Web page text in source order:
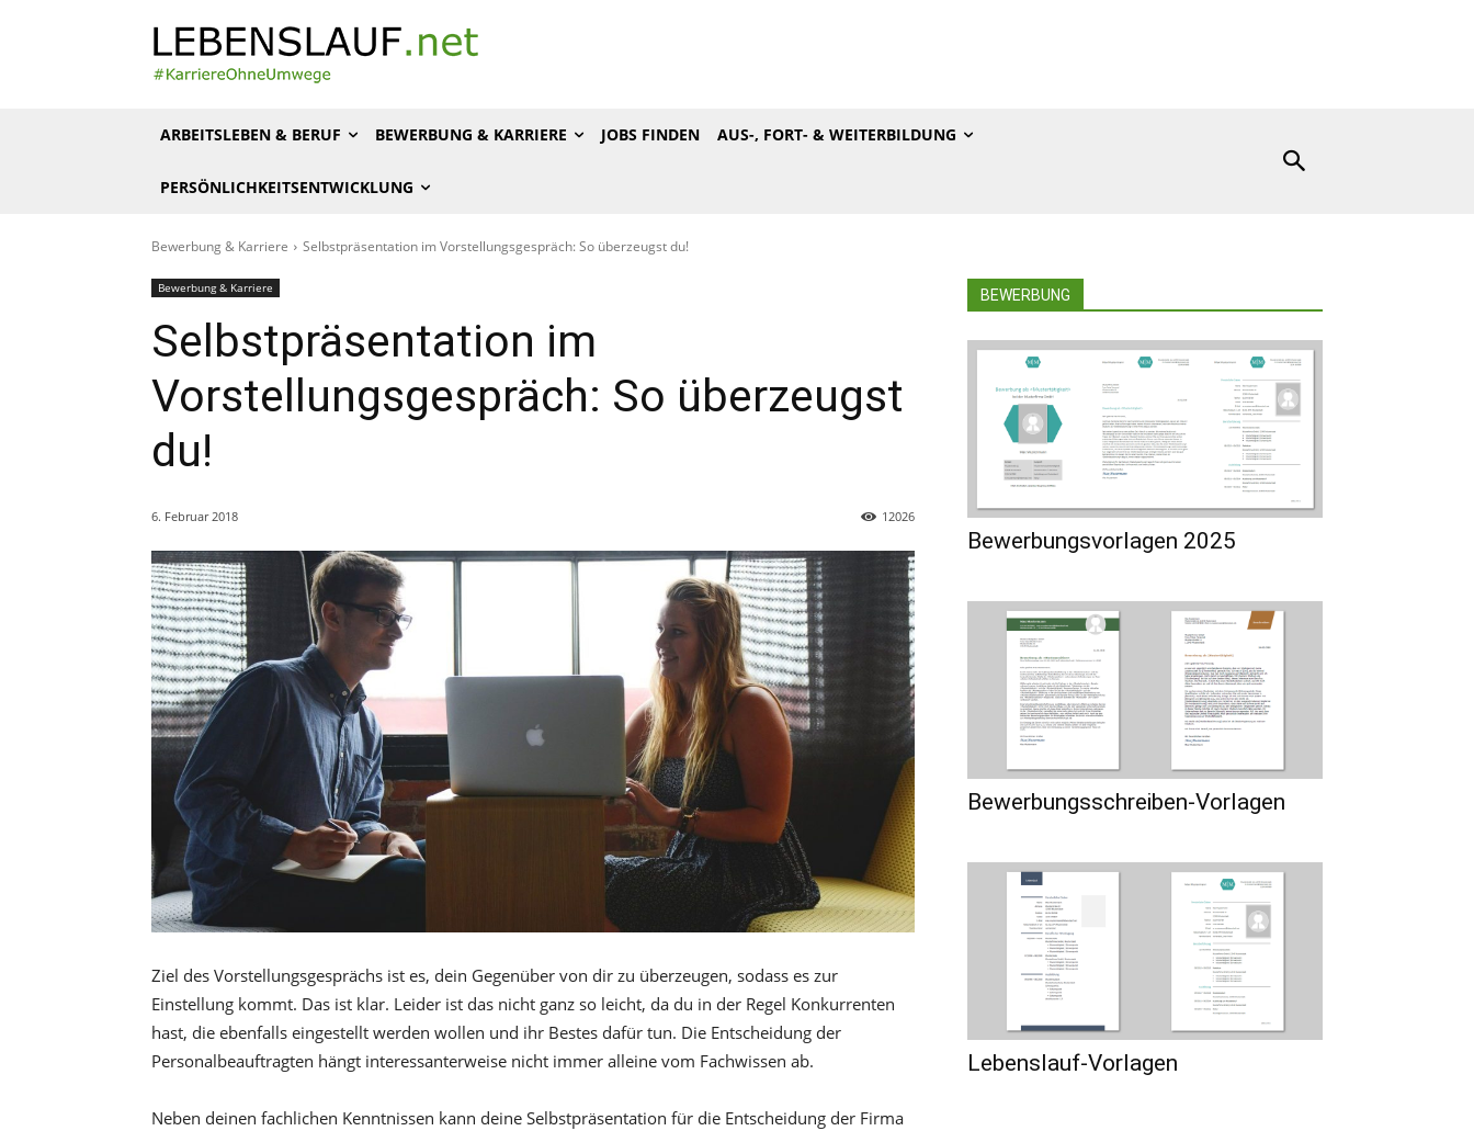
ARBEITSLEBEN & BERUF BEWERBUNG & KARRIERE JOBS FINDEN AUS-, FORT- & WEITERBILDUNG
PERSÖNLICHKEITSENTWICKLUNG
Bewerbung & Karriere Selbstpräsentation im Vorstellungsgespräch: So überzeugst du!
Bewerbung & Karriere
Selbstpräsentation im
Vorstellungsgespräch: So überzeugst
du!
6. Februar 2018 12026
Ziel des Vorstellungsgesprächs ist es, dein Gegenüber von dir zu überzeugen, sodass es zur
Einstellung kommt. Das ist klar. Leider ist das nicht ganz so leicht, da du in der Regel Konkurrenten
hast, die ebenfalls eingestellt werden wollen und ihr Bestes dafür tun. Die Entscheidung der
Personalbeauftragten hängt interessanterweise nicht immer alleine vom Fachwissen ab.
Neben deinen fachlichen Kenntnissen kann deine Selbstpräsentation für die Entscheidung der Firma
BEWERBUNG
Bewerbungsvorlagen 2025
Bewerbungsschreiben-Vorlagen
Lebenslauf-Vorlagen